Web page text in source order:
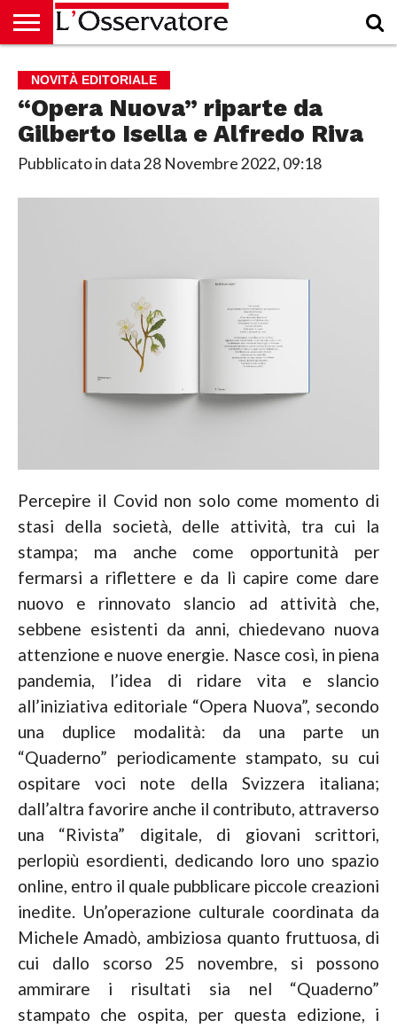
CULTURA
ECONOMIA
RUBRICHE
ARCHIVIO
PODCAST
ABBONAMENTO
CHI
SIAMO
ACCEDI
NOVITÀ EDITORIALE
“Opera Nuova” riparte da
Gilberto Isella e Alfredo Riva
Pubblicato in data28 Novembre 2022, 09:18
Percepire il Covid non solo come momento di
stasi della società, delle attività, tra cui la
stampa; ma anche come opportunità per
fermarsi a riflettere e da lì capire come dare
nuovo e rinnovato slancio ad attività che,
sebbene esistenti da anni, chiedevano nuova
attenzione e nuove energie. Nasce così, in piena
pandemia, l’idea di ridare vita e slancio
all’iniziativa editoriale “Opera Nuova”, secondo
una duplice modalità: da una parte un
“Quaderno” periodicamente stampato, su cui
ospitare voci note della Svizzera italiana;
dall’altra favorire anche il contributo, attraverso
una “Rivista” digitale, di giovani scrittori,
perlopiù esordienti, dedicando loro uno spazio
online, entro il quale pubblicare piccole creazioni
inedite. Un’operazione culturale coordinata da
Michele Amadò, ambiziosa quanto fruttuosa, di
cui dallo scorso 25 novembre, si possono
ammirare i risultati sia nel “Quaderno”
stampato che ospita, per questa edizione, i